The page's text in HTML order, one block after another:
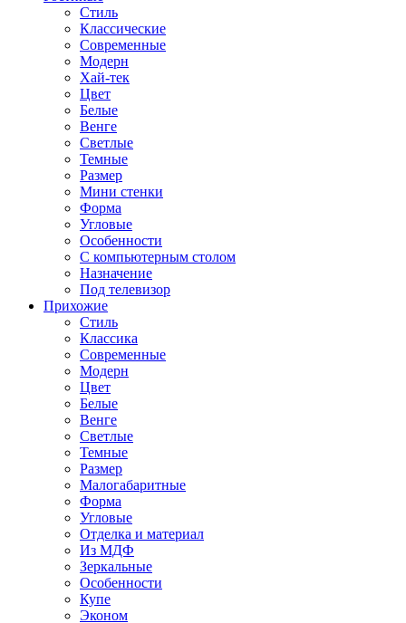
Стиль
Классические
Современные
Модерн
Хай-тек
Цвет
Белые
Венге
Светлые
Темные
Размер
Мини стенки
Форма
Угловые
Особенности
С компьютерным столом
Назначение
Под телевизор
Прихожие
Стиль
Классика
Современные
Модерн
Цвет
Белые
Венге
Светлые
Темные
Размер
Малогабаритные
Форма
Угловые
Отделка и материал
Из МДФ
Зеркальные
Особенности
Купе
Эконом